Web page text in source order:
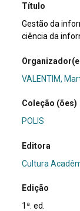
Título
Gestão da
ciência da
VALENTIM,
Coleção (ões)
POLIS
Editora
Cultura
Edição
1ª. ed.